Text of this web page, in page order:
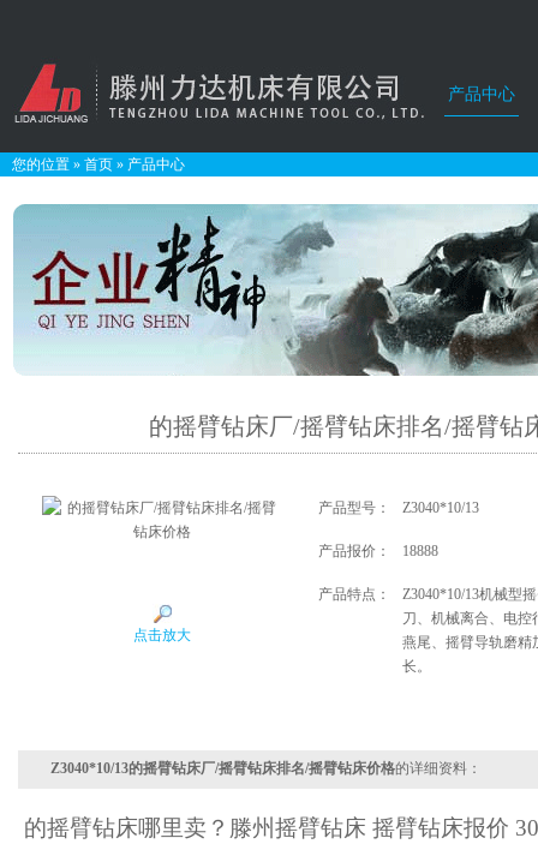
产品中心
您的位置 » 首页 » 产品中心
的摇臂钻床厂/摇臂钻床排名/摇臂钻
点击放大
产品型号： Z3040*10/13
产品报价： 18888
产品特点：
Z3040*10/13机械型
刀、机械离合、电
燕尾、摇臂导轨磨精
长。
Z3040*10/13的摇臂钻床厂/摇臂钻床排名/摇臂钻床价格的详细资料：
的摇臂钻床哪里卖？滕州摇臂钻床 摇臂钻床报价